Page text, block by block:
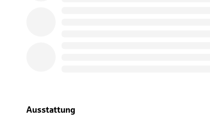
Ausstattung